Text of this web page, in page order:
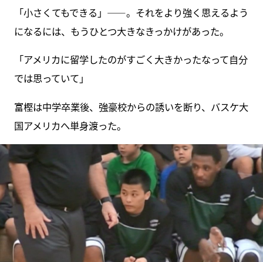
「小さくてもできる」――。それをより強く思えるよう
になるには、もうひとつ大きなきっかけがあった。
「アメリカに留学したのがすごく大きかったなって自分
では思っていて」
富樫は中学卒業後、強豪校からの誘いを断り、バスケ大
国アメリカへ単身渡った。